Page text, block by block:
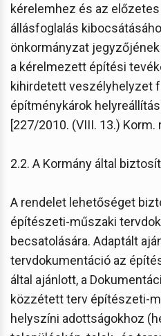
kérelemhez és az
állásfoglalás
önkormányzat
a kérelmezett építési
kihirdetett veszélyhelyzet
építménykárok
[227/2010. (VIII. 13.) Korm.
2.2. A Kormány által
A rendelet lehetőséget
építészeti-műszaki
becsatolására. Adaptált
tervdokumentáció az
által ajánlott, a
közzétett terv építészeti-
helyszíni adottságokhoz